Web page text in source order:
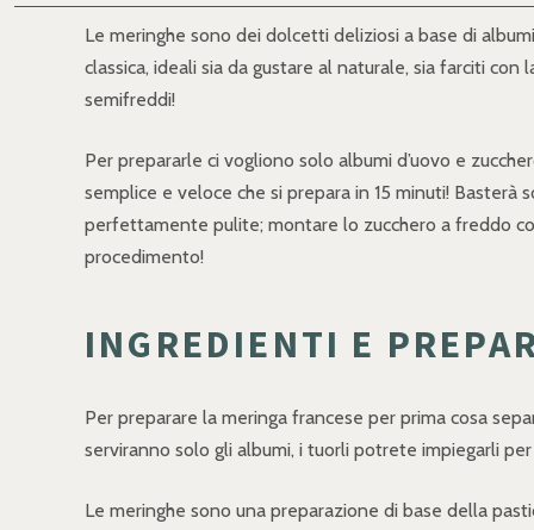
Le meringhe sono dei dolcetti deliziosi a base di
classica, ideali sia da gustare al naturale, sia farciti
semifreddi!
Per prepararle ci vogliono solo albumi d’uovo e
semplice e veloce che si prepara in 15 minuti!
perfettamente pulite; montare lo zucchero a freddo
procedimento!
INGREDIENTI E
Per preparare la meringa francese per prima cosa
serviranno solo gli albumi, i tuorli potrete impiegarli
Le meringhe sono una preparazione di base della